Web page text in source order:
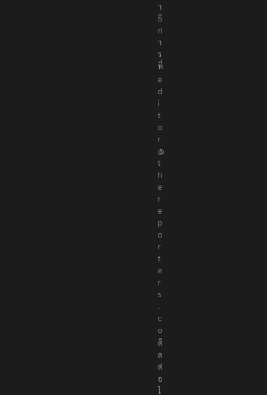
า
ธิ
ก
า
ร
ที่
e
d
i
t
o
r
@
t
h
e
r
e
p
o
r
t
e
r
s
.
c
o
ติ
ด
ต่
อ
โ